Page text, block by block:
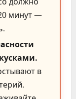
минут —
в